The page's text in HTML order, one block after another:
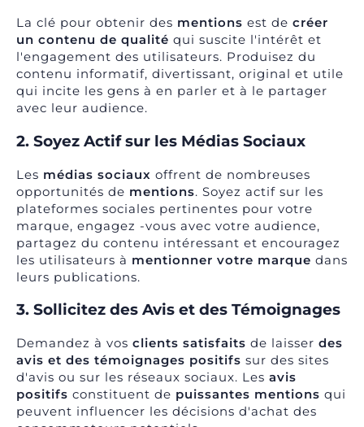
La clé pour obtenir des mentions est de créer
un contenu de qualité qui suscite l'intérêt et
l'engagement des utilisateurs. Produisez du
contenu informatif, divertissant, original et utile
qui incite les gens à en parler et à le partager
avec leur audience.
2. Soyez Actif sur les Médias Sociaux
Les médias sociaux offrent de nombreuses
opportunités de mentions. Soyez actif sur les
plateformes sociales pertinentes pour votre
marque, engagez -vous avec votre audience,
partagez du contenu intéressant et encouragez
les utilisateurs à mentionner votre marque dans
leurs publications.
3. Sollicitez des Avis et des Témoignages
Demandez à vos clients satisfaits de laisser des
avis et des témoignages positifs sur des sites
d'avis ou sur les réseaux sociaux. Les avis
positifs constituent de puissantes mentions qui
peuvent influencer les décisions d'achat des